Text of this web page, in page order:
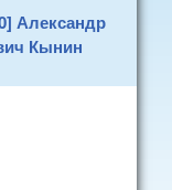
Александр
Кынин